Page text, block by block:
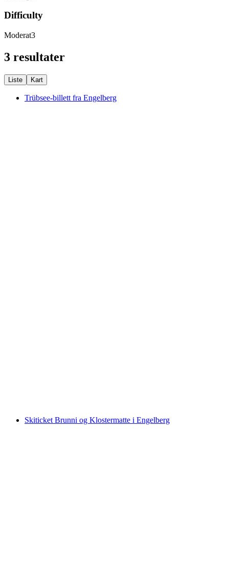
Difficulty
Moderat3
3 resultater
Liste Kart
Trübsee-billett fra Engelberg
Skiticket Brunni og Klostermatte i Engelberg